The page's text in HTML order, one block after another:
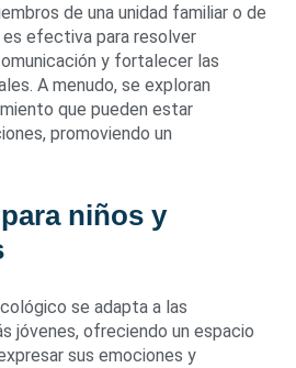
de una unidad familiar o de
es efectiva para resolver
y fortalecer las
A menudo, se exploran
que pueden estar
promoviendo un
niños y
se adapta a las
jóvenes, ofreciendo un espacio
sus emociones y